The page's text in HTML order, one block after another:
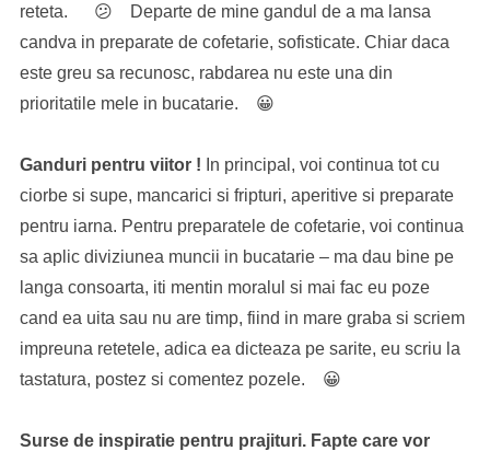
reteta. 😕 Departe de mine gandul de a ma lansa
candva in preparate de cofetarie, sofisticate. Chiar daca
este greu sa recunosc, rabdarea nu este una din
prioritatile mele in bucatarie. 😀
Ganduri pentru viitor ! In principal, voi continua tot cu
ciorbe si supe, mancarici si fripturi, aperitive si preparate
pentru iarna. Pentru preparatele de cofetarie, voi continua
sa aplic diviziunea muncii in bucatarie – ma dau bine pe
langa consoarta, iti mentin moralul si mai fac eu poze
cand ea uita sau nu are timp, fiind in mare graba si scriem
impreuna retetele, adica ea dicteaza pe sarite, eu scriu la
tastatura, postez si comentez pozele. 😀
Surse de inspiratie pentru prajituri. Fapte care vor